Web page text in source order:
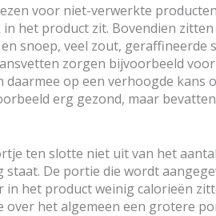
voor niet-verwerkte
het product zit. Bovendien zitten
snoep, veel zout, geraffineerde
zorgen bijvoorbeeld
op een verhoogde kans
erg gezond, maar
ten slotte niet uit van het
De portie die wordt
het product weinig calorieën
over het algemeen een grotere